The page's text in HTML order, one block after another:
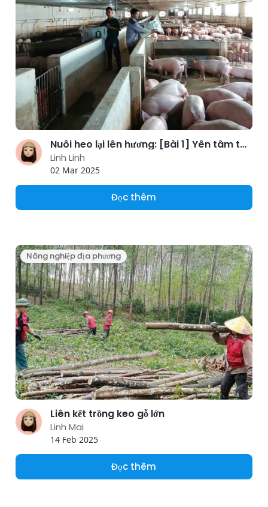
Nuôi heo lại lên hương: [Bài 1] Yên tâm tái đàn
Linh Linh
02 Mar 2025
Đọc thêm
Nông nghiệp địa phương
Liên kết trồng keo gỗ lớn
Linh Mai
14 Feb 2025
Đọc thêm